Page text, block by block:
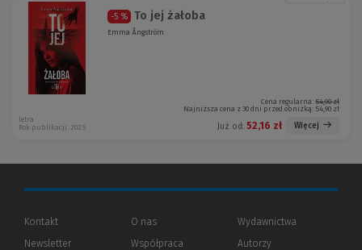
-5 % To jej żałoba
Emma Ångström
Cena regularna: 54,90 zł
Najniższa cena z 30 dni przed obniżką: 54,90 zł
Już od: 52,16 zł Więcej
letra
Rok publikacji: 2025
Kontakt
Newsletter
O nas
Współpraca
Wydawnictwa
Autorzy